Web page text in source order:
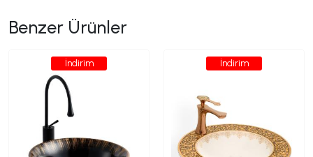
Benzer Ürünler
İndirim İndirim